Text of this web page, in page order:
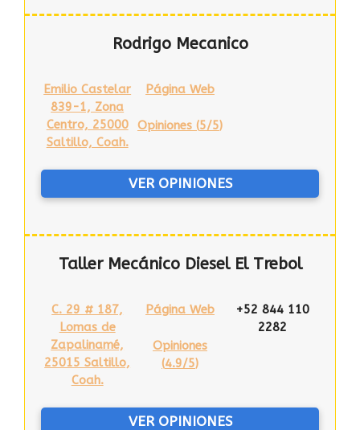
Rodrigo Mecanico
Emilio Castelar
839-1, Zona
Centro, 25000
Saltillo, Coah.
Página Web
Opiniones (5/5)
VER OPINIONES
Taller Mecánico Diesel El Trebol
C. 29 # 187,
Lomas de
Zapalinamé,
25015 Saltillo,
Coah.
Página Web
Opiniones
(4.9/5)
+52 844 110
2282
VER OPINIONES